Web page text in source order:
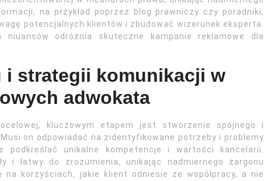
na przykład poprzez blog prawniczy czy poradniki,
potencjalnych klientów i zbudować wizerunek eksperta.
niuansów odróżnia skuteczne kampanie reklamowe dla
i strategii komunikacji w
adwokata
kluczowym etapem jest stworzenie spójnego i
on odpowiadać na zidentyfikowane potrzeby i problemy
podkreślać unikalne kompetencje i wartości kancelarii.
i łatwy do zrozumienia, unikając nadmiernego żargonu
na korzyściach, jakie klient odniesie ze współpracy, a nie